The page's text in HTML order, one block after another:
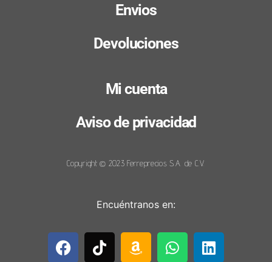
Envios
Devoluciones
Mi cuenta
Aviso de privacidad
Copyright © 2023 Ferreprecios S.A. de C.V.
Encuéntranos en: